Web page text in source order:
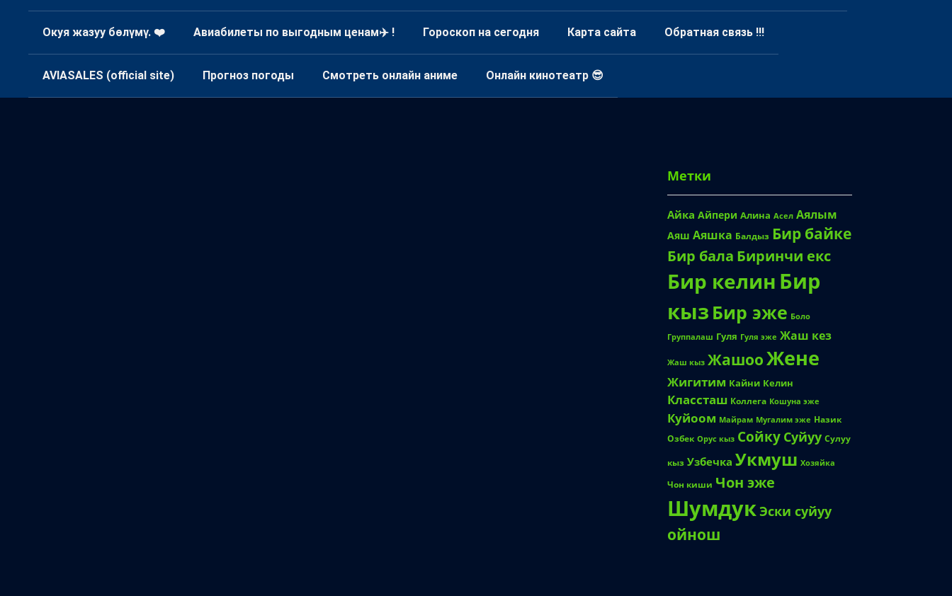
Окуя жазуу бөлүмү. ❤️ Авиабилеты по выгодным ценам✈️ ! Гороскоп на сегодня Карта сайта Обратная связь !!!
AVIASALES (official site) Прогноз погоды Смотреть онлайн аниме Онлайн кинотеатр 😎
Метки
Айка Айпери Алина Асел Аялым
Аяш Аяшка Балдыз Бир байке
Бир бала Биринчи екс
Бир келин Бир
кыз Бир эже Боло
Группалаш Гуля Гуля эже Жаш кез
Жаш кыз ЖашооЖене
Жигитим Кайни Келин
Классташ Коллега Кошуна эже
Куйоом Майрам Мугалим эже Назик
Озбек Орус кыз Сойку Суйуу Сулуу
кыз Узбечка Укмуш Хозяйка
Чон киши Чон эже
Шумдук Эски суйуу
ойнош